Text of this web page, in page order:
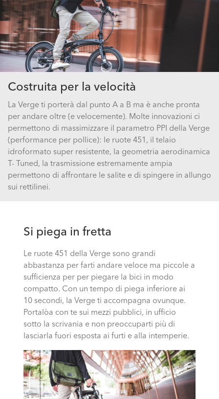
Costruita per la velocità
La Verge ti porterà dal punto A a B ma è anche pronta
per andare oltre (e velocemente). Molte innovazioni ci
permettono di massimizzare il parametro PPI della Verge
(performance per pollice): le ruote 451, il telaio
idroformato super resistente, la geometria aerodinamica
T- Tuned, la trasmissione estremamente ampia
permettono di affrontare le salite e di spingere in allungo
sui rettilinei.
Si piega in fretta
Le ruote 451 della Verge sono grandi
abbastanza per farti andare veloce ma piccole a
sufficienza per per piegare la bici in modo
compatto. Con un tempo di piega inferiore ai
10 secondi, la Verge ti accompagna ovunque.
Portalòa con te sui mezzi pubblici, in ufficio
sotto la scrivania e non preoccuparti più di
lasciarla fuori esposta ai furti e alla intemperie.